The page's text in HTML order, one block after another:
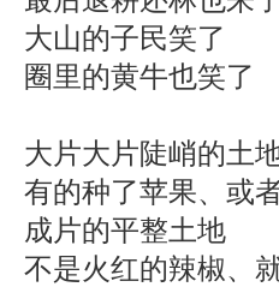
大山的子民笑了
圈里的黄牛也笑了
大片大片陡峭的土
有的种了苹果、或
成片的平整土地
不是火红的辣椒、